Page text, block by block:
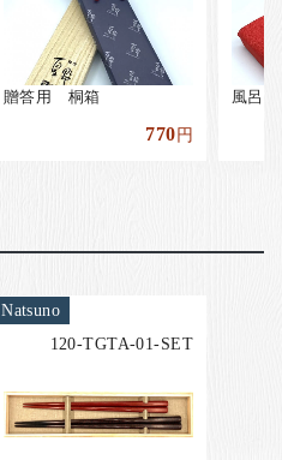
贈答用 桐箱
770円
風呂
Natsuno
120-TGTA-01-SET